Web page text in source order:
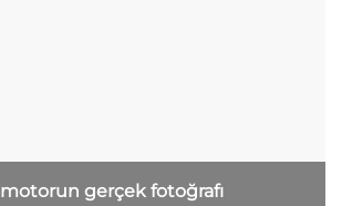
motorun gerçek fotoğrafı